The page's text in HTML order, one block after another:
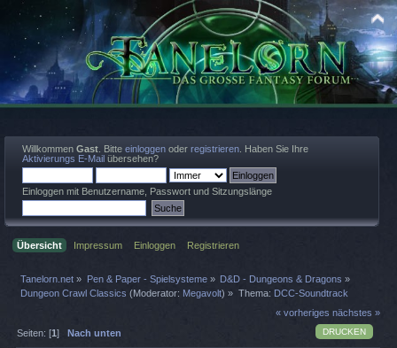
Willkommen Gast . Bitte einloggen oder registrieren . Haben Sie Ihre
Aktivierungs E-Mail übersehen?
Einloggen mit Benutzername, Passwort und Sitzungslänge
Übersicht Impressum Einloggen Registrieren
Tanelorn.net » Pen & Paper - Spielsysteme» D&D - Dungeons & Dragons »
Dungeon Crawl Classics (Moderator: Megavolt) » Thema: DCC-Soundtrack
« vorheriges nächstes »
DRUCKEN
Seiten: [1]Nach unten